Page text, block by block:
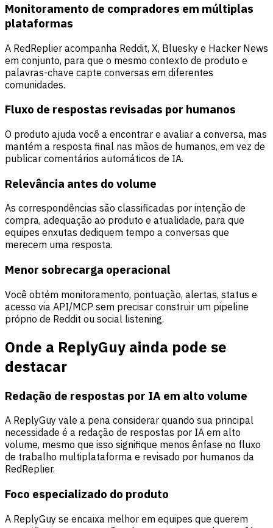
Monitoramento de compradores em múltiplas
plataformas
A RedReplier acompanha Reddit, X, Bluesky e Hacker News
em conjunto, para que o mesmo contexto de produto e
palavras-chave capte conversas em diferentes
comunidades.
Fluxo de respostas revisadas por humanos
O produto ajuda você a encontrar e avaliar a conversa, mas
mantém a resposta final nas mãos de humanos, em vez de
publicar comentários automáticos de IA.
Relevância antes do volume
As correspondências são classificadas por intenção de
compra, adequação ao produto e atualidade, para que
equipes enxutas dediquem tempo a conversas que
merecem uma resposta.
Menor sobrecarga operacional
Você obtém monitoramento, pontuação, alertas, status e
acesso via API/MCP sem precisar construir um pipeline
próprio de Reddit ou social listening.
Onde a ReplyGuy ainda pode se
destacar
Redação de respostas por IA em alto volume
A ReplyGuy vale a pena considerar quando sua principal
necessidade é a redação de respostas por IA em alto
volume, mesmo que isso signifique menos ênfase no fluxo
de trabalho multiplataforma e revisado por humanos da
RedReplier.
Foco especializado do produto
A ReplyGuy se encaixa melhor em equipes que querem